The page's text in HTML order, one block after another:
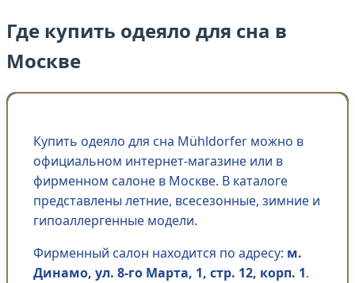
Где купить одеяло для сна в
Москве
Купить одеяло для сна Mühldorfer можно в
официальном интернет-магазине или в
фирменном салоне в Москве. В каталоге
представлены летние, всесезонные, зимние и
гипоаллергенные модели.
Фирменный салон находится по адресу: м.
Динамо, ул. 8-го Марта, 1, стр. 12, корп. 1.